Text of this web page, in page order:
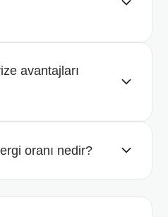
avantajları
oranı nedir?